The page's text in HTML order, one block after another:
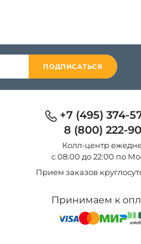
ПОДПИСАТЬСЯ
+7 (495) 374-
8 (800) 222-
Колл-центр
с 08:00 до 22:00 по
Прием заказов
Принимаем к